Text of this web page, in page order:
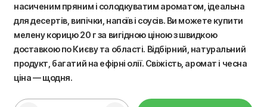
насиченим пряним і солодкуватим ароматом, ідеальна
для десертів, випічки, напоїв і соусів. Ви можете купити
мелену корицю 20 г за вигідною ціною з швидкою
доставкою по Києву та області. Відбірний, натуральний
продукт, багатий на ефірні олії. Свіжість, аромат і чесна
ціна — щодня.